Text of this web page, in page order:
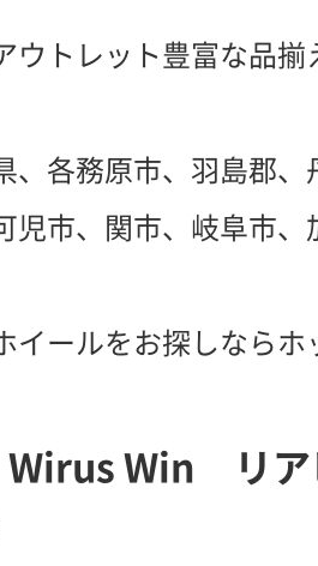
ウトレット豊富な品揃
、各務原市、羽島郡
児市、関市、岐阜市
イールをお探しなら
Wirus Win リア